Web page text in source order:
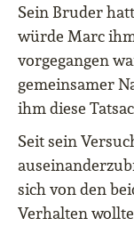
Sein Bruder
würde Marc
vorgegangen
gemeinsamer
ihm diese
Seit sein
sich von den
Verhalten